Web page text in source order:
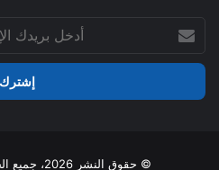
بريدك
الإلكتروني
© حقوق النشر 2026، جميع الحقوق محفوظة |